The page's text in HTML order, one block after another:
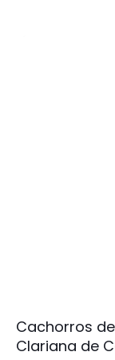
Cachorros
Clariana de